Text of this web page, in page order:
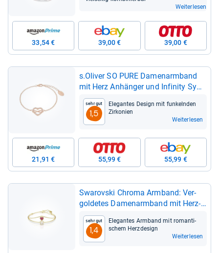
Weiterlesen
33,54 € 39,00 € 39,00 €
s.Oli­ver SO PURE Damen­arm­band
mit Herz Anhän­ger und Infi­nity Sym­
bol
Sehr gut
1,5
Ele­gan­tes Design mit fun­keln­den
Zir­ko­nien
Weiterlesen
21,91 € 55,99 € 55,99 €
Swarovski Chroma Arm­band: Ver­
gol­de­tes Damen­arm­band mit Herz-​
Motiv
Sehr gut
1,4
Ele­gan­tes Arm­band mit roman­ti­
schem Herz­de­sign
Weiterlesen